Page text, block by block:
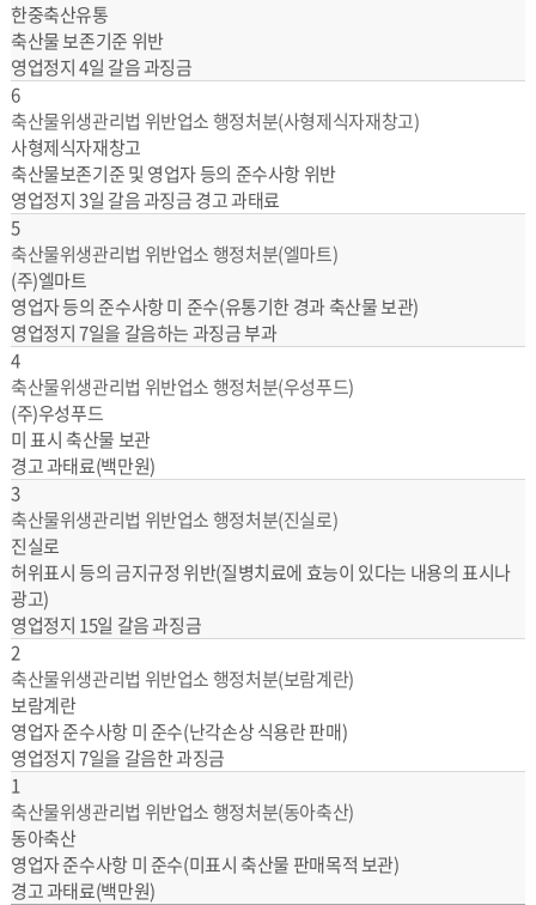
한중축산유통
축산물 보존기준 위반
영업정지 4일 갈음 과징금
6
축산물위생관리법 위반업소 행정처분(사형제식자재창고)
사형제식자재창고
축산물보존기준 및 영업자 등의 준수사항 위반
영업정지 3일 갈음 과징금 경고 과태료
5
축산물위생관리법 위반업소 행정처분(엘마트)
(주)엘마트
영업자 등의 준수사항 미 준수(유통기한 경과 축산물 보관)
영업정지 7일을 갈음하는 과징금 부과
4
축산물위생관리법 위반업소 행정처분(우성푸드)
(주)우성푸드
미 표시 축산물 보관
경고 과태료(백만원)
3
축산물위생관리법 위반업소 행정처분(진실로)
진실로
허위표시 등의 금지규정 위반(질병치료에 효능이 있다는 내용의 표시나
광고)
영업정지 15일 갈음 과징금
2
축산물위생관리법 위반업소 행정처분(보람계란)
보람계란
영업자 준수사항 미 준수(난각손상 식용란 판매)
영업정지 7일을 갈음한 과징금
1
축산물위생관리법 위반업소 행정처분(동아축산)
동아축산
영업자 준수사항 미 준수(미표시 축산물 판매목적 보관)
경고 과태료(백만원)